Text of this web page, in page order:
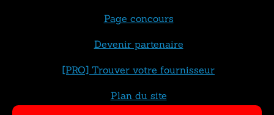
Page concours
Devenir partenaire
[PRO] Trouver votre fournisseur
Plan du site